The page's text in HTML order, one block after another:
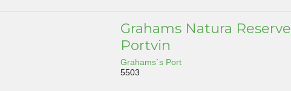
Grahams Natura Reserve
Portvin
Grahams´s Port
5503